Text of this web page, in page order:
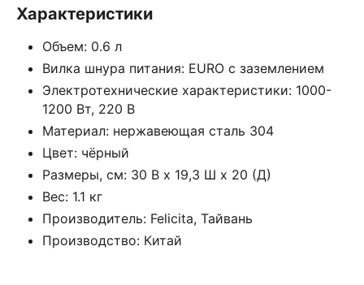
Характеристики
Объем: 0.6 л
Вилка шнура питания: EURO с заземлением
Электротехнические характеристики: 1000-
1200 Вт, 220 В
Материал: нержавеющая сталь 304
Цвет: чёрный
Размеры, см: 30 В x 19,3 Ш х 20 (Д)
Вес: 1.1 кг
Производитель: Felicita, Тайвань
Производство: Китай